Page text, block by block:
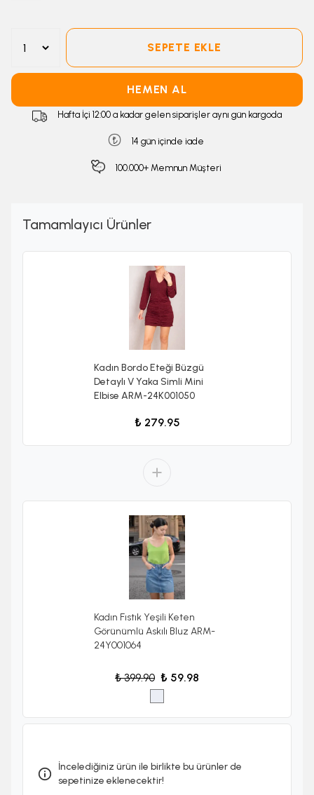
SEPETE EKLE
HEMEN AL
Hafta İçi 12:00 a kadar gelen siparişler aynı gün kargoda
14 gün içinde iade
100.000+ Memnun Müşteri
Tamamlayıcı Ürünler
Kadın Bordo Eteği Büzgü
Detaylı V Yaka Simli Mini
Elbise ARM-24K001050
₺ 279.95
Kadın Fıstık Yeşili Keten
Görünümlü Askılı Bluz ARM-
24Y001064
₺ 399.90 ₺ 59.98
İncelediğiniz ürün ile birlikte bu ürünler de
sepetinize eklenecektir!